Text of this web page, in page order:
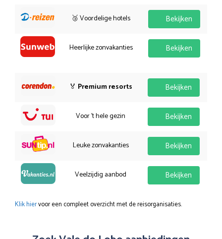
🥉 Voordelige hotels Bekijken
Heerlijke zonvakanties Bekijken
🏅 Premium resorts Bekijken
Voor 't hele gezin Bekijken
Leuke zonvakanties Bekijken
Veelzijdig aanbod Bekijken
Klik hiervoor een compleet overzicht met de reisorganisaties.